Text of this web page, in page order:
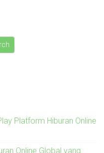
Platform Hiburan Online
Online Global yang